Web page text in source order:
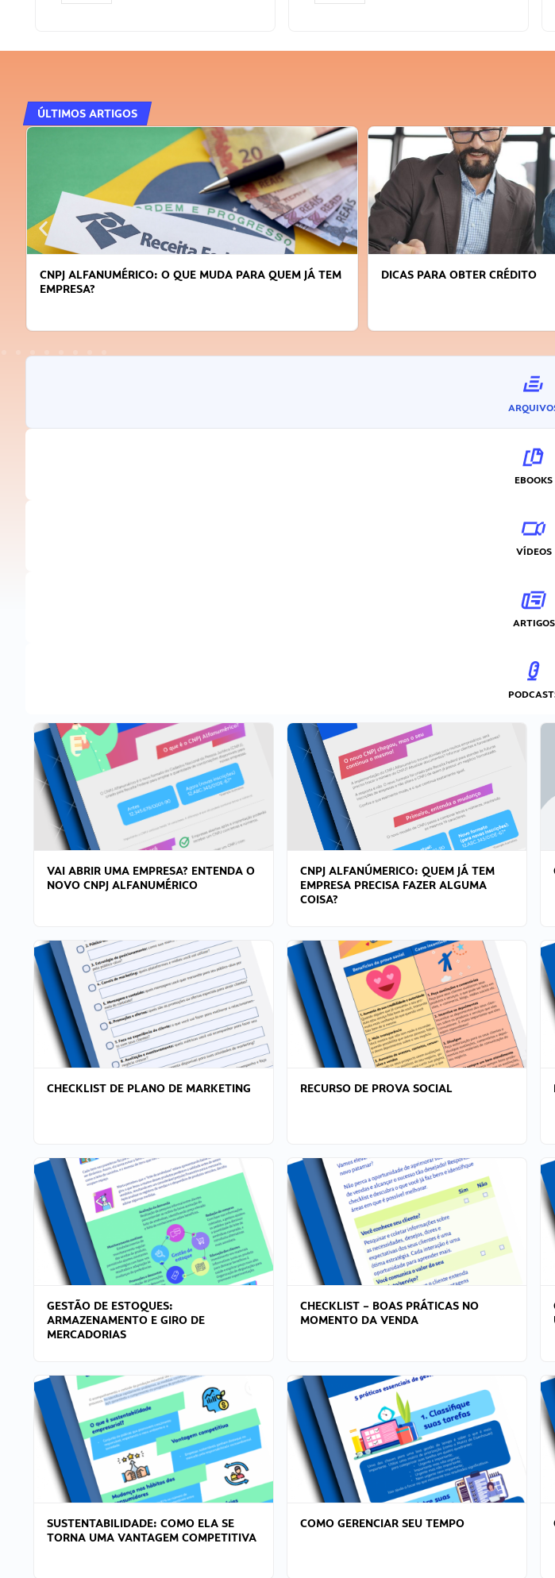
ÚLTIMOS ARTIGOS
CNPJ ALFANUMÉRICO: O QUE MUDA PARA QUEM JÁ TEM
EMPRESA?
DICAS PARA OBTER CRÉDITO
EBOOKS
VÍDEOS
ARTIGOS
VAI ABRIR UMA EMPRESA? ENTENDA O
NOVO CNPJ ALFANUMÉRICO
CNPJ ALFANÚMERICO: QUEM JÁ TEM
EMPRESA PRECISA FAZER ALGUMA
COISA?
CHECKLIST DE PLANO DE MARKETING RECURSO DE PROVA SOCIAL
GESTÃO DE ESTOQUES:
ARMAZENAMENTO E GIRO DE
MERCADORIAS
CHECKLIST – BOAS PRÁTICAS NO
MOMENTO DA VENDA
SUSTENTABILIDADE: COMO ELA SE
TORNA UMA VANTAGEM COMPETITIVA
COMO GERENCIAR SEU TEMPO